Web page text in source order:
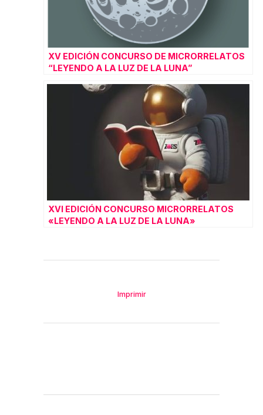
XV EDICIÓN CONCURSO DE MICRORRELATOS
“LEYENDO A LA LUZ DE LA LUNA”
XVI EDICIÓN CONCURSO MICRORRELATOS
«LEYENDO A LA LUZ DE LA LUNA»
Imprimir